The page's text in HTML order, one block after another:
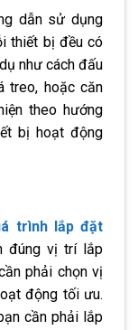
dẫn sử dụng
thiết bị đều có
như cách đấu
treo, hoặc căn
theo hướng
bị hoạt động
trình lắp đặt
đúng vị trí lắp
phải chọn vị
động tối ưu.
cần phải lắp